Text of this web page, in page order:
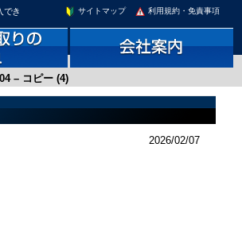
でき
利用規約・免責事項
サイトマップ
– コピー (4)
2026/02/07